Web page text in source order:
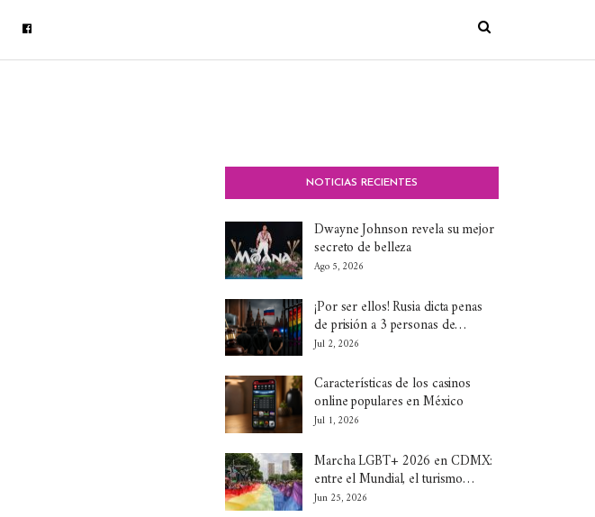
NOTICIAS RECIENTES
Dwayne Johnson revela su mejor
secreto de belleza
Ago 5, 2026
¡Por ser ellos! Rusia dicta penas
de prisión a 3 personas de…
Jul 2, 2026
Características de los casinos
online populares en México
Jul 1, 2026
Marcha LGBT+ 2026 en CDMX:
entre el Mundial, el turismo…
Jun 25, 2026